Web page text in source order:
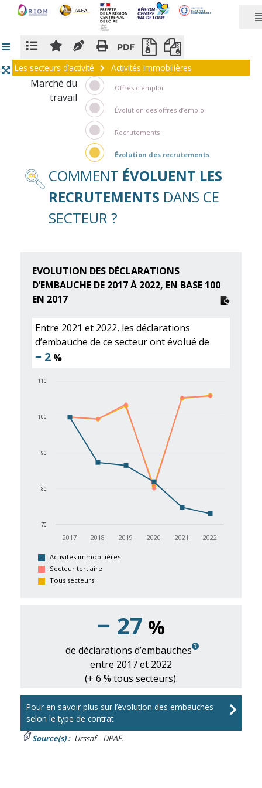
Les secteurs d’activité Activités immobilières
Marché du
travail
Offres d’emploi
Évolution des offres d’emploi
Recrutements
Évolution des recrutements
COMMENT ÉVOLUENT LES
RECRUTEMENTS DANS CE
SECTEUR ?
EVOLUTION DES DÉCLARATIONS
D’EMBAUCHE DE 2017 À 2022, EN BASE 100
EN 2017
Entre 2021 et 2022, les déclarations
d’embauche de ce secteur ont évolué de
− 2 %
2017 2018 2019 2020 2021 2022
70
80
90
100
110
Activités immobilières
Secteur tertiaire
Tous secteurs
− 27 %
de déclarations d’embauches
entre 2017 et 2022
(+ 6 % tous secteurs).
Pour en savoir plus sur l’évolution des embauches
selon le type de contrat
Source(s) : Urssaf – DPAE.
Panneau de gestion des cookies